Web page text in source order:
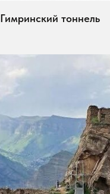
Гимринский тоннель